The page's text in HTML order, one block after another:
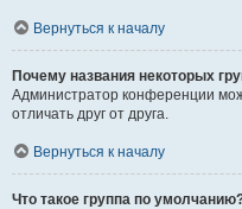
Вернуться к началу
Почему названия некоторых
Администратор конференции
отличать друг от друга.
Вернуться к началу
Что такое группа по